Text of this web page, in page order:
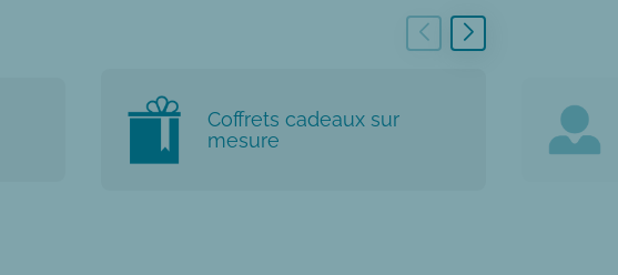
Coffrets cadeaux sur
mesure